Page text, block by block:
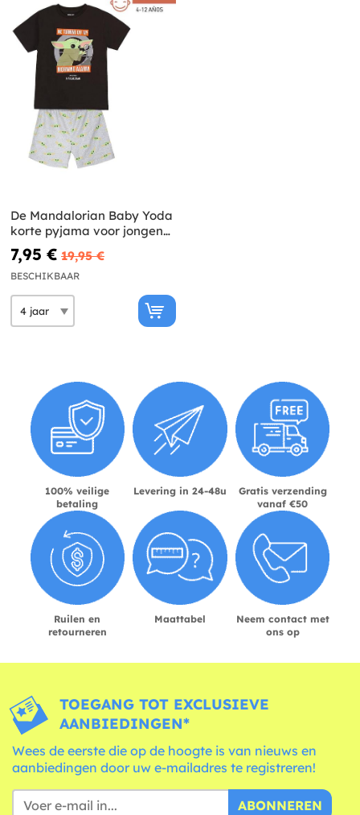
De Mandalorian Baby Yoda
korte pyjama voor jongens
- Star Wars
7,95 € 19,95 €
BESCHIKBAAR
100% veilige
betaling
Levering in 24-48u
Gratis verzending
vanaf €50
Ruilen en
retourneren
Maattabel
Neem contact met
ons op
TOEGANG TOT EXCLUSIEVE
AANBIEDINGEN*
Wees de eerste die op de hoogte is van nieuws en
aanbiedingen door uw e-mailadres te registreren!
ABONNEREN